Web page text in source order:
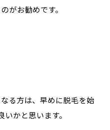
がお勧めです。
る方は、早めに脱毛を始
かと思います。